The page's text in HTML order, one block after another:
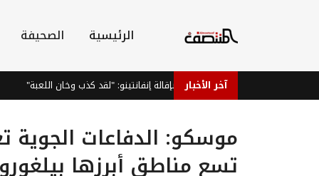
الرئيسية الصحيفة
آخر الأخبار
فيغو يطالب بإقالة إنفانتينو: "لقد كذب وخان اللعبة"
تسع مناطق أبرزها